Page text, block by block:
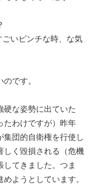
いピンチな時、な気
です。
な姿勢に出ていた
たわけですが）昨年
団的自衛権を行使し
しく毀損される（危機
てきました。つま
ようとしています。